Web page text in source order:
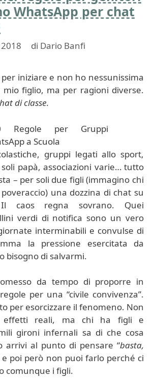
WhatsApp per chat
di Dario Banfi
per iniziare e non ho nessunissima
mio figlio, ma per ragioni diverse.
di classe.
gruppi legati allo sport,
papà, associazioni varie… tutto
– per soli due figli (immagino chi
una dozzina di chat su
Il caos regna sovrano. Quei
verdi di notifica sono un vero
interminabili e convulse di
la pressione esercitata da
bisogno di salvarmi.
da tempo di proporre in
per una “civile convivenza”.
per esorcizzare il fenomeno. Non
effetti reali, ma chi ha figli e
gironi infernali sa di che cosa
arrivi al punto di pensare “basta,
e poi però non puoi farlo perché ci
comunque i figli.